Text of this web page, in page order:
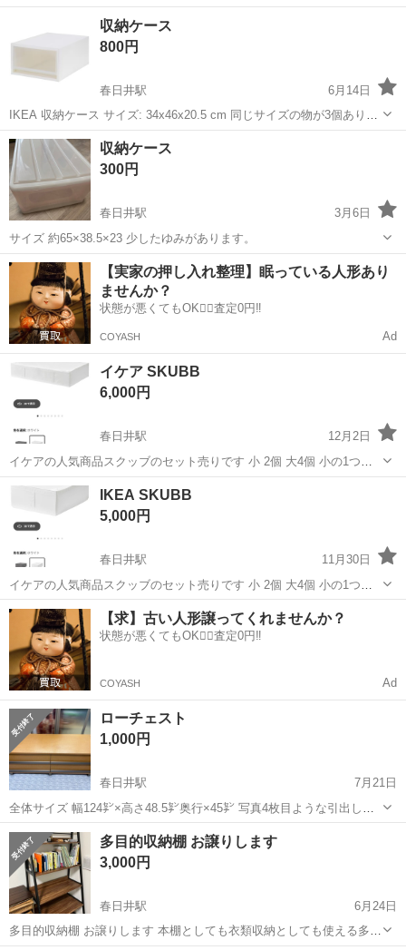
り／検査スタッフ《B15-007891》 仕事内容 ■検査業務 ・樹脂部品の
外観目視検査を行います。 ・作業工程には金型切り替えや設備への条
件入力が含ま...
春日井市
収納ケース
800円
春日井駅
6月14日
IKEA 収納ケース サイズ: 34x46x20.5 cm 同じサイズの物が3個ありま
す。1個¥1000。 まとめて購入可能です。 日常的に使用していまし
愛知 春日井市
収納ケース
300円
春日井駅
3月6日
サイズ 約65×38.5×23 少したゆみがあります。
愛知 春日井市 春日井駅 収納家具 ケース
【実家の押し入れ整理】眠っている人形あり
ませんか？
状態が悪くてもOK🙆‍♀️査定0円‼️
COYASH Ad
イケア SKUBB
6,000円
春日井駅
12月2日
イケアの人気商品スクッブのセット売りです 小 2個 大4個 小の1つに
少し汚れ 大の1つに大きなシミ汚れあります。 破損なし 喫煙者、ペッ
渡しでき...
愛知 春日井市
IKEA SKUBB
5,000円
春日井駅
11月30日
イケアの人気商品スクッブのセット売りです 小 2個 大4個 小の1つに
少し汚れ 大の1つに大きなシミ汚れあります。 他は目立つ汚れはなさ
そうです。 ご理解の上、お取引よろしくお願い致します！
愛知 春日井市 春日井駅 収納家具 SKUBB
【求】古い人形譲ってくれませんか？
状態が悪くてもOK🙆‍♀️査定0円‼️
COYASH Ad
ローチェスト
1,000円
春日井駅
7月21日
全体サイズ 幅124㌢×高さ48.5㌢奥行×45㌢ 写真4枚目ような引出しサ
イドレール仕様で、重いものを入れても楽々で閉まる時もスムーズに
閉まります。 テレビを乗せたり水槽を乗せたりしていました。 天板に
少し水が垂れてしま...
愛知 名古屋市 春日井駅 収納家具
多目的収納棚 お譲りします
3,000円
春日井駅
6月24日
多目的収納棚 お譲りします 本棚としても衣類収納としても使える多目